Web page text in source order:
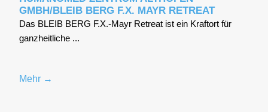
GMBH/BLEIB BERG F.X. MAYR RETREAT
Das BLEIB BERG F.X.-Mayr Retre­at ist ein Kraft­ort für
ganz­heit­li­che ...
Mehr →